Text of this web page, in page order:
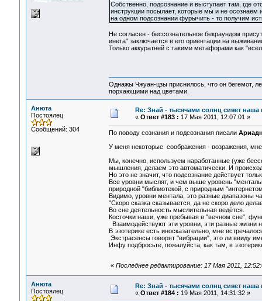
Собственно, подсознание и выступает там, где
инструкции посылает, которые мы и не осознаём
на одном подсознании фурычить - то получим
Не согласен - бессознательное бекраундом
инета" заключается в его ориентации на
Только аккуратней с такими метафорами как
Однажы Чжуан-цзы приснилось, что он бегемот,
порхающими над цветами.
Анюта
Постоялец
Сообщений: 304
Re: Знай - тысячами солнц сияет наша
« Ответ #183 : 17 Мая 2011, 12:07:01 »
По поводу сознания и подсознания писали
У меня некоторые соображения - возражения,
Мы, конечно, используем наработанные (уже
мышления, делаем это автоматически. И
Но это не значит, что подсознание действует
Все уровни мыслят, и чем выше уровень
природной "библиотекой, с природным
Видимо, уровни ментала, это разные диапазоны
"Скоро сказка сказывается, да не скоро дело
Во сне деятельность мыслительная ведётся.
Косточки наши, уже пребывая в "вечном сне",
Взаимодействуют эти уровни, эти разные
В эзотерике есть иносказательно, мне
Экстрасенсы говорят "вибрации", это ли ввиду
Инфу подбросьте, пожалуйста, как там, в
« Последнее редактирование: 17 Мая 2011,
Анюта
Постоялец
Re: Знай - тысячами солнц сияет наша
« Ответ #184 : 19 Мая 2011, 14:31:32 »